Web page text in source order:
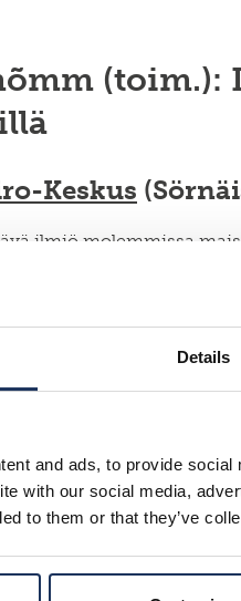
Details
and ads, to provide
with our social media,
to them or that they’ve
Keskus
ilmiö molemmissa
ja
muuttoliike ja
ja suomalaista
että useita erilaisia
tuhansia
hargmaised
Konferenssi on